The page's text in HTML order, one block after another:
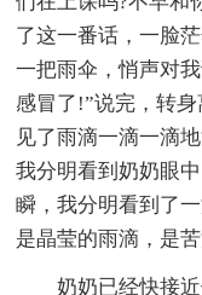
了这一番话，一脸
一把雨伞，悄声对
感冒了!”说完，转
见了雨滴一滴一滴
我分明看到奶奶眼
瞬，我分明看到了
是晶莹的雨滴，是
奶奶已经快接